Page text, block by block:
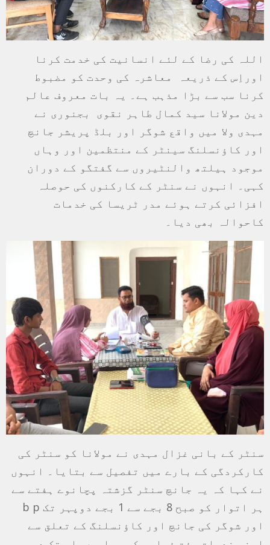
اللہ کی رضا کے لئے انسانیت کی خدمت کرنا
اوراِس کے ذریعہ معاشرہ کی وحدت کو مضبوط
کرنا سب سے بڑا مذہب ہے۔ یہ بات معروف عالم
دین مولانا سید کمال طاہر نقوی بجنوری نے
مہدی ولا میں واقع شوگر اور بلڈ پریشر جانچ
اور کاؤنسلنگ سینٹر کے منتظمین اور وہاں
موجود ہیلتھ والنٹیروں سے گفتگو کے دوران
کہی۔ انہوں نے سنٹر کے کارکنوں کی حوصلہ
افزائی کرتے ہوئے مدر ٹریسا کی خدمات
کاحوالہ بھی دیا۔
سنٹر کے بانی غزال مہدی نے مولانا کو سنٹر کی
کارکردگی کے بارے میں تفصیل سے بتایا۔ انہوں
نے کہا کہ یہ جانچ سنٹر گزشتہ پچانوے ہفتے سے
ہر اتوار کو صبح 8 بجے سے 1 بجے دوپہر تک b p
اور شوگر کی جانچ اور کاؤنسلنگ کے تعلق سے